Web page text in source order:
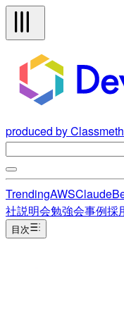
produced by
TrendingAWSClaude
社説明会勉強会事例採
目次